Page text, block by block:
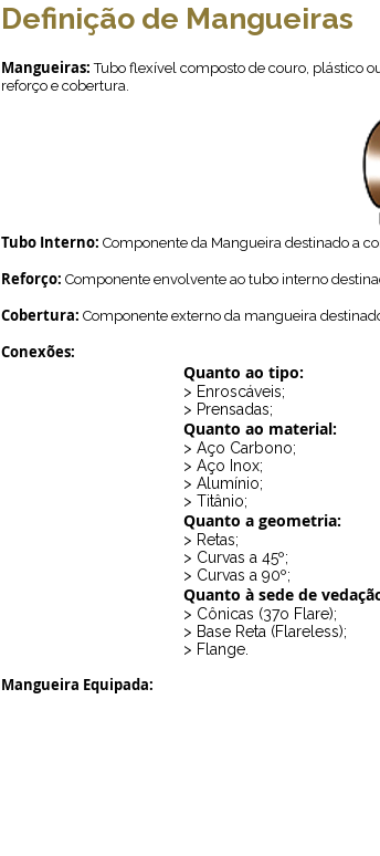
Definição de Mangueiras
Mangueiras: Tubo flexível composto de couro, plástico
reforço e cobertura.
Tubo Interno: Componente da Mangueira destinado a
Reforço: Componente envolvente ao tubo interno
Cobertura: Componente externo da mangueira
Conexões:
Quanto ao tipo:
> Enroscáveis;
> Prensadas;
Quanto ao material:
> Aço Carbono;
> Aço Inox;
> Alumínio;
> Titânio;
Quanto a geometria:
> Retas;
> Curvas a 45º;
> Curvas a 90º;
Quanto à sede de
> Cônicas (37o Flare);
> Base Reta (Flareless);
> Flange.
Mangueira Equipada: